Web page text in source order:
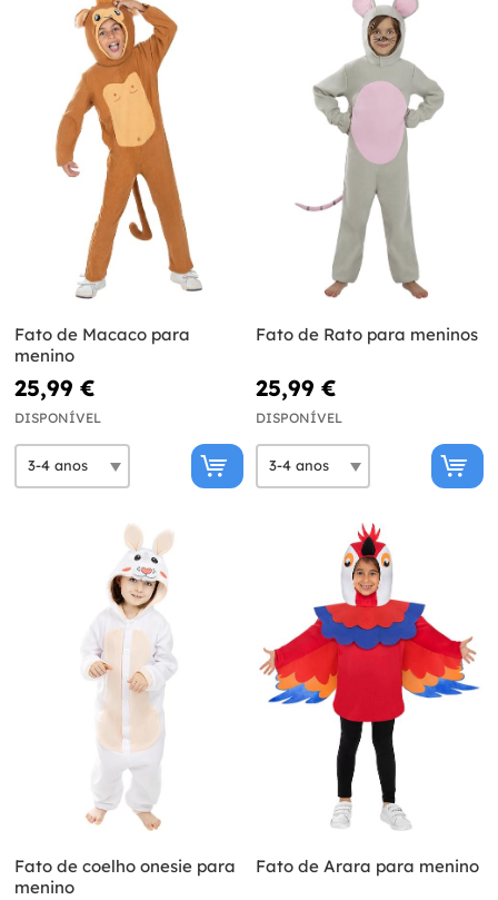
Fato de Macaco para
menino
25,99 €
DISPONÍVEL
Fato de Rato para meninos
25,99 €
DISPONÍVEL
Fato de coelho onesie para
menino
Fato de Arara para menino